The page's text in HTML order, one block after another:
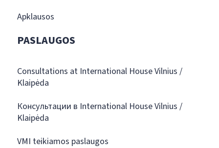
Apklausos
PASLAUGOS
Consultations at International House Vilnius /
Klaipėda
Консультации в International House Vilnius /
Klaipėda
VMI teikiamos paslaugos